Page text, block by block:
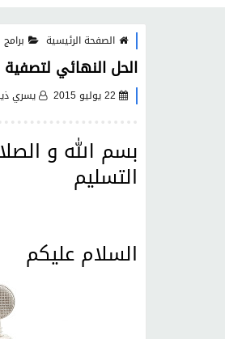
الصفحة الرئيسية برامج
الحل النهائي لتصفية
22 يوليو 2015 يسري
بسم الله و
التسليم
السلام عليكم